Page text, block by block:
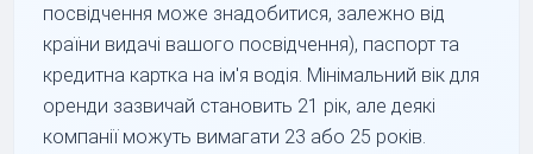
посвідчення може знадобитися, залежно від
країни видачі вашого посвідчення), паспорт та
кредитна картка на ім'я водія. Мінімальний вік для
оренди зазвичай становить 21 рік, але деякі
компанії можуть вимагати 23 або 25 років.